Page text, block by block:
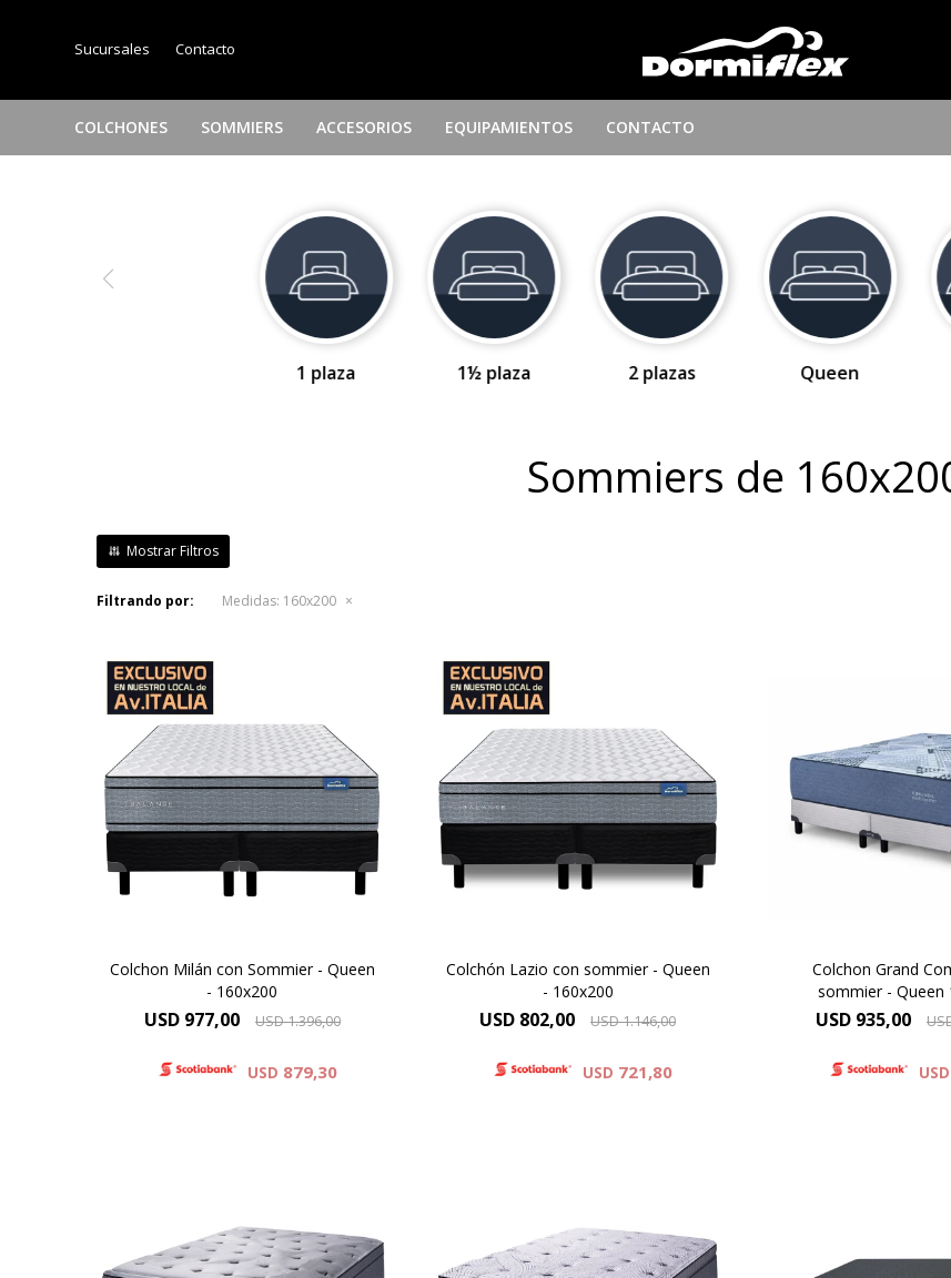
COLCHONES SOMMIERS ACCESORIOS EQUIPAMIENTOS CONTACTO
Sucursales Contacto
1 plaza 1½ plaza 2 plazas Queen
Sommiers de
Filtrando por: Medidas: 160x200
Una combinación de espumas
firmes y sostenibles, altura de
colchón 29 cm y 64 cm la suma
del colchón y el sommier.
Doble confort gracias a las capas
de espuma
sistema de doble Europillow.
Colchon Milán con Sommier - Queen
- 160x200
USD 977,00 USD1.396,00
USD 879,30
Óptimo soporte y mayor
duración, altura de colchón 24 cm
y 59cm la suma del colchón y el
sommier.
Elevado confort gracias a las
capas adicionales de espuma
contenida por un sistema
Europillow
Colchón Lazio con sommier - Queen
- 160x200
USD 802,00 USD1.146,00
USD 721,80
y firm en una
pensada para lograr
colchones
una superficie
abraza el cuerpo, y
firme que sostiene
la
Colchon Grand
sommier - Queen
USD 935,00
USD
de mayor altura y , redefine el
descanso. Su tejido de punto
El colchón Lexington Grand
Pillow, redefine el descanso. Su
tejido de punto proporciona una
Para vos Dreamer